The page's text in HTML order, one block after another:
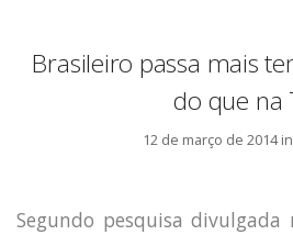
Brasileiro passa mais
do que na
12 de março de 2014 in
Segundo pesquisa divulgada